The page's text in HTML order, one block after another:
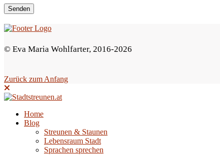
s
e
l
l
e
© Eva Maria Wohlfarter, 2016-2026
Zurück zum Anfang
Home
Blog
Streunen & Staunen
Lebensraum Stadt
Sprachen sprechen